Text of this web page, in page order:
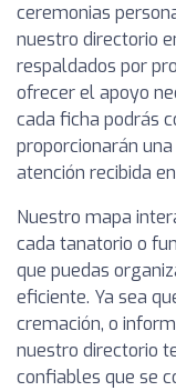
ceremonias
nuestro directorio
respaldados por
ofrecer el apoyo
cada ficha podrás
proporcionarán
atención recibida
Nuestro mapa
cada tanatorio o
que puedas
eficiente. Ya sea
cremación, o
nuestro directorio
confiables que se